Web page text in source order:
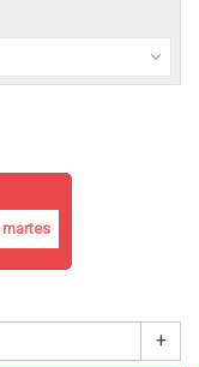
martes
+